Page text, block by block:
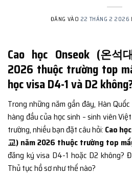
ĐĂNG VÀO 22 THÁNG 2 2026
Cao học Onseok (온석
2026 thuộc trường top
học visa D4-1 và D2
Trong những năm gần đây, Hàn
hàng đầu của học sinh – sinh viên
trường, nhiều bạn đặt câu hỏi: Cao
교) năm 2026 thuộc trường top
đăng ký visa D4-1 hoặc D2 không?
Thủ tục hồ sơ như thế nào?